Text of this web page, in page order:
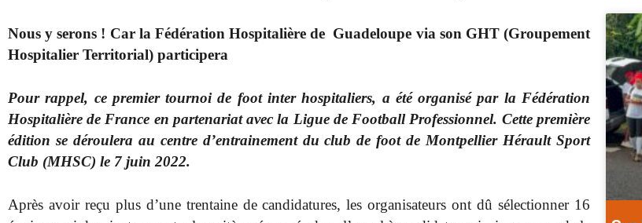
Nous y serons ! Car la Fédération Hospitalière de Guadeloupe via son GHT (Groupement
Hospitalier Territorial) participera
Pour rappel, ce premier tournoi de foot inter hospitaliers, a été organisé par la Fédération
Hospitalière de France en partenariat avec la Ligue de Football Professionnel. Cette première
édition se déroulera au centre d’entrainement du club de foot de Montpellier Hérault Sport
Club (MHSC) le 7 juin 2022.
Après avoir reçu plus d’une trentaine de candidatures, les organisateurs ont dû sélectionner 16